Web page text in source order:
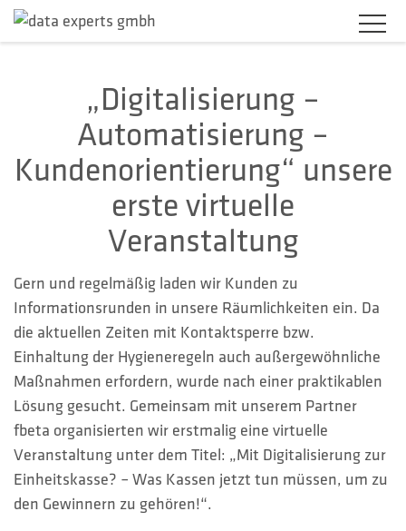
PRODUKTLÖSUNGEN
SERVICES
KUNDENBEREICH
KONTAKT
HOTLINES
Suche
„Digitalisierung –
Automatisierung –
Kundenorientierung“ unsere
erste virtuelle
Veranstaltung
Gern und regelmäßig laden wir Kunden zu
Informationsrunden in unsere Räumlichkeiten ein. Da
die aktuellen Zeiten mit Kontaktsperre bzw.
Einhaltung der Hygieneregeln auch außergewöhnliche
Maßnahmen erfordern, wurde nach einer praktikablen
Lösung gesucht. Gemeinsam mit unserem Partner
fbeta organisierten wir erstmalig eine virtuelle
Veranstaltung unter dem Titel: „Mit Digitalisierung zur
Einheitskasse? – Was Kassen jetzt tun müssen, um zu
den Gewinnern zu gehören!“.